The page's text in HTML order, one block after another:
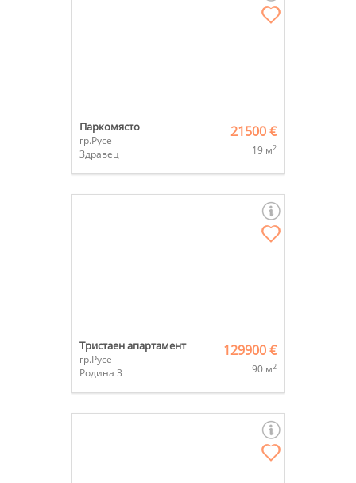
Паркомясто
гр.Русе
Здравец
21500 €
19 м2
Тристаен апартамент
гр.Русе
Родина 3
129900 €
90 м2